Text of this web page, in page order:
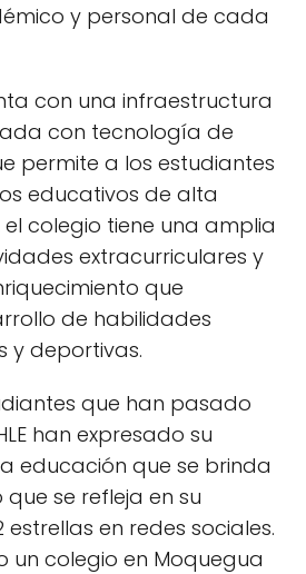
y personal de cada
con una infraestructura
con tecnología de
permite a los estudiantes
educativos de alta
colegio tiene una amplia
extracurriculares y
que
de habilidades
y deportivas.
que han pasado
han expresado su
educación que se brinda
se refleja en su
en redes sociales.
un colegio en Moquegua